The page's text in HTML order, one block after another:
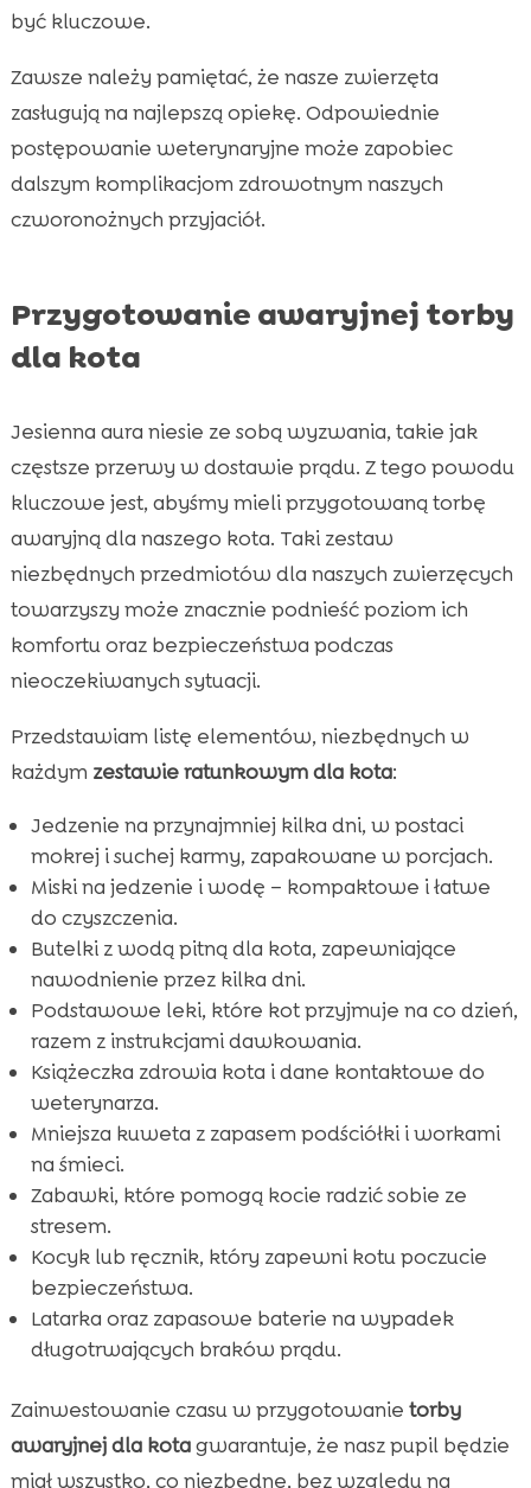
być kluczowe.
Zawsze należy pamiętać, że nasze zwierzęta
zasługują na najlepszą opiekę. Odpowiednie
postępowanie weterynaryjne może zapobiec
dalszym komplikacjom zdrowotnym naszych
czworonożnych przyjaciół.
Przygotowanie awaryjnej torby
dla kota
Jesienna aura niesie ze sobą wyzwania, takie jak
częstsze przerwy w dostawie prądu. Z tego powodu
kluczowe jest, abyśmy mieli przygotowaną torbę
awaryjną dla naszego kota. Taki zestaw
niezbędnych przedmiotów dla naszych zwierzęcych
towarzyszy może znacznie podnieść poziom ich
komfortu oraz bezpieczeństwa podczas
nieoczekiwanych sytuacji.
Przedstawiam listę elementów, niezbędnych w
każdym zestawie ratunkowym dla kota:
Jedzenie na przynajmniej kilka dni, w postaci
mokrej i suchej karmy, zapakowane w porcjach.
Miski na jedzenie i wodę – kompaktowe i łatwe
do czyszczenia.
Butelki z wodą pitną dla kota, zapewniające
nawodnienie przez kilka dni.
Podstawowe leki, które kot przyjmuje na co dzień,
razem z instrukcjami dawkowania.
Książeczka zdrowia kota i dane kontaktowe do
weterynarza.
Mniejsza kuweta z zapasem podściółki i workami
na śmieci.
Zabawki, które pomogą kocie radzić sobie ze
stresem.
Kocyk lub ręcznik, który zapewni kotu poczucie
bezpieczeństwa.
Latarka oraz zapasowe baterie na wypadek
długotrwających braków prądu.
Zainwestowanie czasu w przygotowanie torby
awaryjnej dla kotagwarantuje, że nasz pupil będzie
miał wszystko, co niezbędne, bez względu na